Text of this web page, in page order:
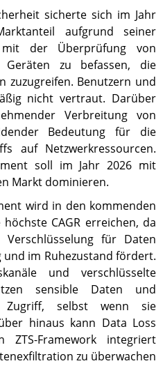
sicherte sich im Jahr
aufgrund seiner
der Überprüfung von
Geräten zu befassen, die
zuzugreifen. Benutzern und
nicht vertraut. Darüber
Verbreitung von
Bedeutung für die
auf Netzwerkressourcen.
soll im Jahr 2026 mit
Markt dominieren.
wird in den kommenden
CAGR erreichen, da
für Daten
im Ruhezustand fördert.
und verschlüsselte
sensible Daten und
Zugriff, selbst wenn sie
hinaus kann Data Loss
Framework integriert
zu überwachen